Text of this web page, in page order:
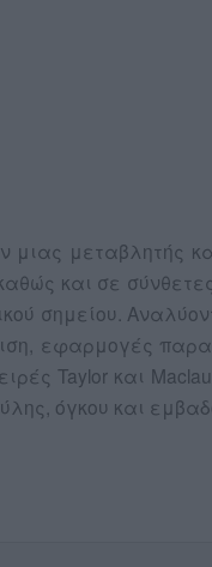
μιας μεταβλητής
και σε
σημείου.
εφαρμογές
Taylor και
όγκου και